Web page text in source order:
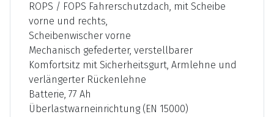
ROPS / FOPS Fahrerschutzdach, mit Scheibe
vorne und rechts,
Scheibenwischer vorne
Mechanisch gefederter, verstellbarer
Komfortsitz mit Sicherheitsgurt, Armlehne und
verlängerter Rückenlehne
Batterie, 77 Ah
Überlastwarneinrichtung (EN 15000)